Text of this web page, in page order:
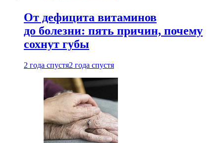
От дефицита витаминов
до болезни: пять причин, почему
сохнут губы
2 года спустя2 года спустя